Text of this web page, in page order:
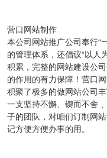
营口网站制作
本公司网站推广公司奉行“
的管理体系，还倡议“以人
积累，完整的网站建设公
的作用的有力保障！营口
积聚了极多的做网站公司
一支坚持不懈、锲而不舍
子的团队，对咱们订制网
记方便方便办事的用。